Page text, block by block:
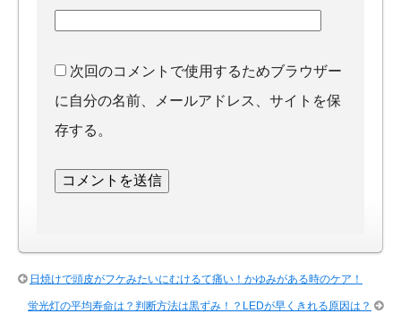
次回のコメントで使用するためブラウザー
に自分の名前、メールアドレス、サイトを保
存する。
日焼けで頭皮がフケみたいにむけるて痛い！かゆみがある時のケア！
蛍光灯の平均寿命は？判断方法は黒ずみ！？LEDが早くきれる原因は？